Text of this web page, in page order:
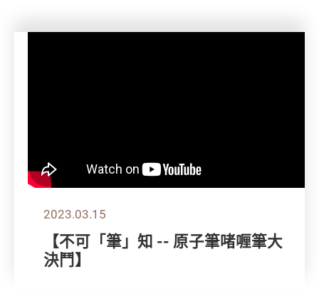
2023.03.15
【不可「筆」知 -- 原子筆啫喱筆大
決鬥】